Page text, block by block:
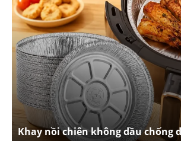
Khay nồi chiên không dầu chống